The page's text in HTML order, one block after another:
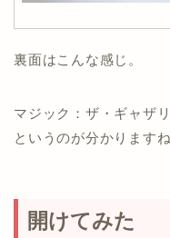
裏面はこんな感じ。
マジック：ザ・ギャザ
というのが分かりますね
開けてみた